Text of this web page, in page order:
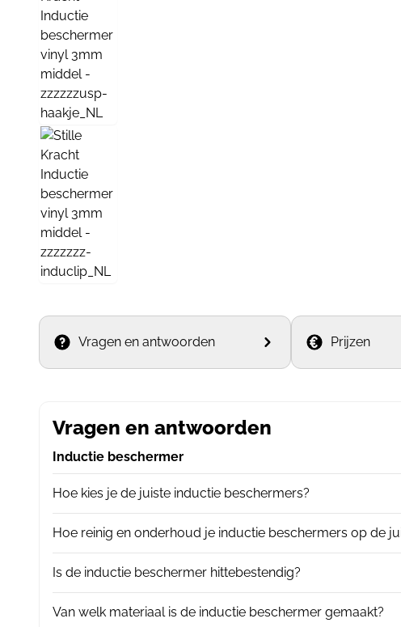
Vragen en antwoorden Prijzen
Vragen en antwoorden
Inductie beschermer
Hoe kies je de juiste inductie beschermers?
Hoe reinig en onderhoud je inductie beschermers op de
Is de inductie beschermer hittebestendig?
Van welk materiaal is de inductie beschermer gemaakt?